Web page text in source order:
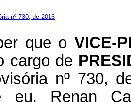
nº 730, de 2016
que o VICE-
cargo de
nº 730,
eu, Renan